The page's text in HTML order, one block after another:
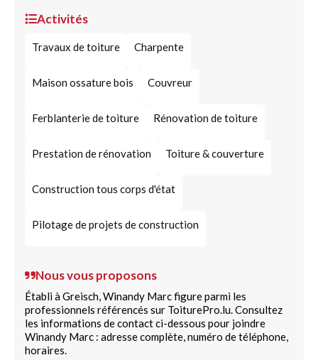
Activités
Travaux de toiture Charpente
Maison ossature bois Couvreur
Ferblanterie de toiture Rénovation de toiture
Prestation de rénovation Toiture & couverture
Construction tous corps d'état
Pilotage de projets de construction
Nous vous proposons
Établi à Greisch, Winandy Marc figure parmi les
professionnels référencés sur ToiturePro.lu. Consultez
les informations de contact ci-dessous pour joindre
Winandy Marc : adresse complète, numéro de téléphone,
horaires.